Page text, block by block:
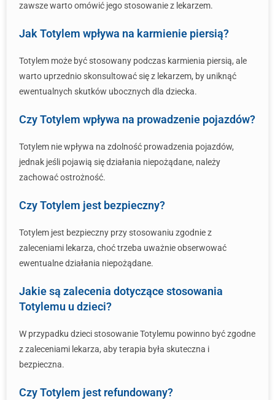
zawsze warto omówić jego stosowanie z lekarzem.
Jak Totylem wpływa na karmienie piersią?
Totylem może być stosowany podczas karmienia piersią, ale
warto uprzednio skonsultować się z lekarzem, by uniknąć
ewentualnych skutków ubocznych dla dziecka.
Czy Totylem wpływa na prowadzenie pojazdów?
Totylem nie wpływa na zdolność prowadzenia pojazdów,
jednak jeśli pojawią się działania niepożądane, należy
zachować ostrożność.
Czy Totylem jest bezpieczny?
Totylem jest bezpieczny przy stosowaniu zgodnie z
zaleceniami lekarza, choć trzeba uważnie obserwować
ewentualne działania niepożądane.
Jakie są zalecenia dotyczące stosowania
Totylemu u dzieci?
W przypadku dzieci stosowanie Totylemu powinno być zgodne
z zaleceniami lekarza, aby terapia była skuteczna i
bezpieczna.
Czy Totylem jest refundowany?